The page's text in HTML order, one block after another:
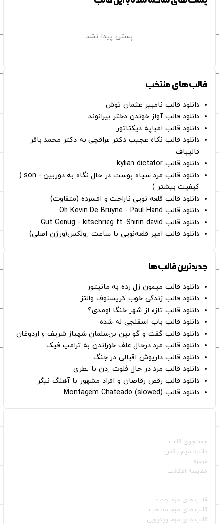
پستی پیدا نشد
قالب‌های منتخب
دانلود قالب نامبیر عثمان ‌توش
دانلود قالب آواز خوندن دختر بیرانوند
دانلود قالب امباپه دیکتاتور
دانلود قالب نگاه عجیب دکتر عراقچی به دکتر محمد باقر
قالیباف
دانلود قالب kylian dictator
دانلود قالب مرد سیاه پوست در حال نگاه به دوربین - son (
کیفیت بیشتر )
دانلود قالب قلعه نویی ناراحت و افسرده (متفاوت)
دانلود قالب Oh Kevin De Bruyne - Paul Hand
دانلود قالب Gut Genug - kitschrieg ft. Shirin david
دانلود قالب امیر قلعه‌نویی با ساعت رولکس(ورژن اصلی)
جدیدترین قالب‌ها
دانلود قالب میمون زل زده به مانیتور
دانلود قالب زندگی خوب کریستوف والتز
دانلود قالب تازه از شهر خنگا اومدی؟
دانلود قالب باب اسفنجی له شده
دانلود قالب گفت و گو بین بن‌سلمان شهباز شریف و اردوغان
دانلود قالب مرد درحال علف خوراندن به ترامپ فیک
دانلود قالب داریوش اقبالی در جنگ
دانلود قالب مرد در حال فلوت زدن با بطری
دانلود قالب رقص رقاصان و افراد مشهور با آهنگ نیگر
دانلود قالب Montagem Chateado (slowed)
جستجوی قالب
دانلود میم باکس
درباره
مقایسه امکانات
قالب‌ های میم جدید
قالب‌ های میم منتخب
قالب‌ های میم ویدیویی